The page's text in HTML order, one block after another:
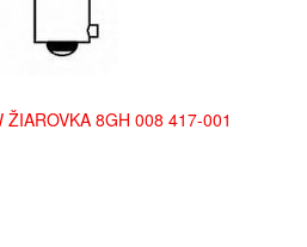
8GH 008 417-001